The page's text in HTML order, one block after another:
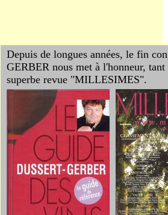
Depuis de longues années, le fin
GERBER nous met à l'honneur,
superbe revue "MILLESIMES".